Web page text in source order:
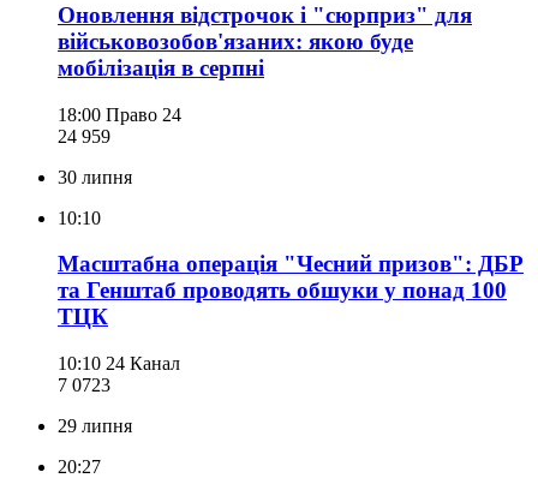
Оновлення відстрочок і "сюрприз" для
військовозобов'язаних: якою буде
мобілізація в серпні
18:00 Право 24
24 959
30 липня
10:10
Масштабна операція "Чесний призов": ДБР
та Генштаб проводять обшуки у понад 100
ТЦК
10:10 24 Канал
7 0723
29 липня
20:27